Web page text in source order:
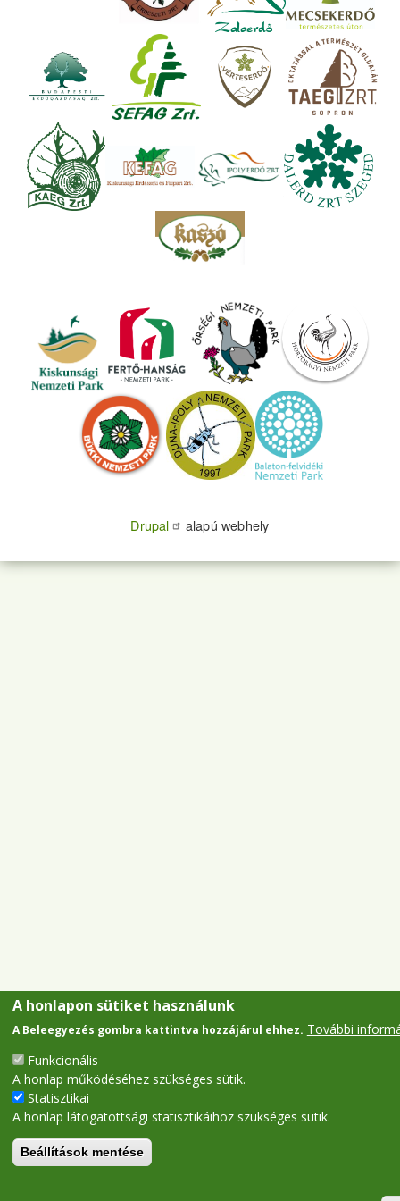
Drupal alapú webhely
A honlapon sütiket használunk
A Beleegyezés gombra kattintva hozzájárul ehhez. További
Funkcionális
A honlap működéséhez szükséges sütik.
Statisztikai
A honlap látogatottsági statisztikáihoz szükséges sütik.
Beállítások mentése